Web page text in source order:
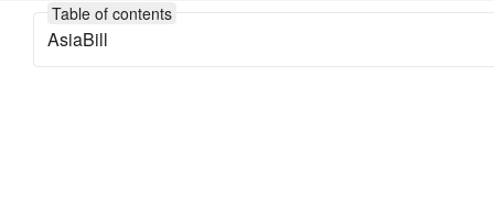
Table of contents
AsiaBill